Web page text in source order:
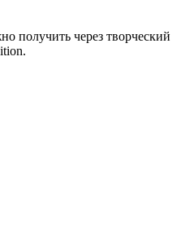
получить через творческий
.